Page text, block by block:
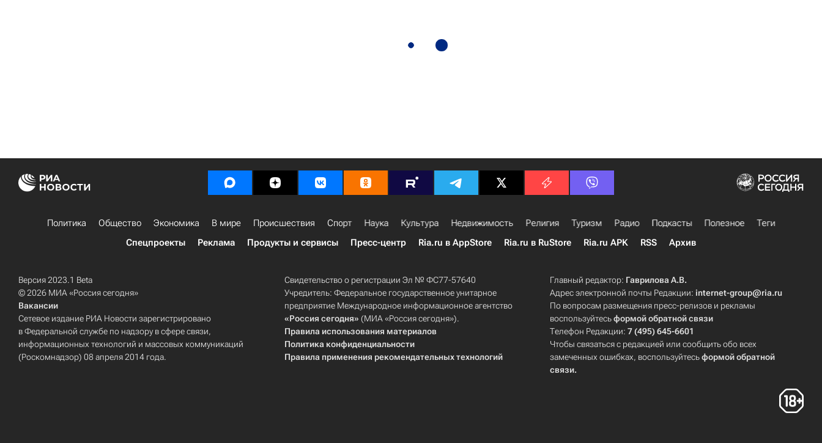
Политика Общество Экономика В мире Происшествия Спорт Наука Культура Недвижимость Религия Туризм Радио Подкасты Полезное
Теги
Спецпроекты
Реклама Продукты и сервисы Пресс-центр Ria.ru в AppStore Ria.ru в RuStore Ria.ru APK RSS Архив
Версия 2023.1 Beta
© 2026 МИА «Россия сегодня»
Вакансии
Сетевое издание РИА Новости зарегистрировано
в Федеральной службе по надзору в сфере связи,
информационных технологий и массовых коммуникаций
(Роскомнадзор) 08 апреля 2014 года.
Свидетельство о регистрации Эл № ФС77-57640
Учредитель: Федеральное государственное унитарное
предприятие Международное информационное агентство
«Россия сегодня» (МИА «Россия сегодня»).
Правила использования материалов
Политика конфиденциальности
Правила применения рекомендательных технологий
Главный редактор: Гаврилова А.В.
Адрес электронной почты Редакции:internet-group@ria.ru
По вопросам размещения пресс-релизов и рекламы
воспользуйтесьформой обратной связи
Телефон Редакции:7 (495) 645-6601
Чтобы связаться с редакцией или сообщить обо всех
замеченных ошибках, воспользуйтесьформой обратной
связи.